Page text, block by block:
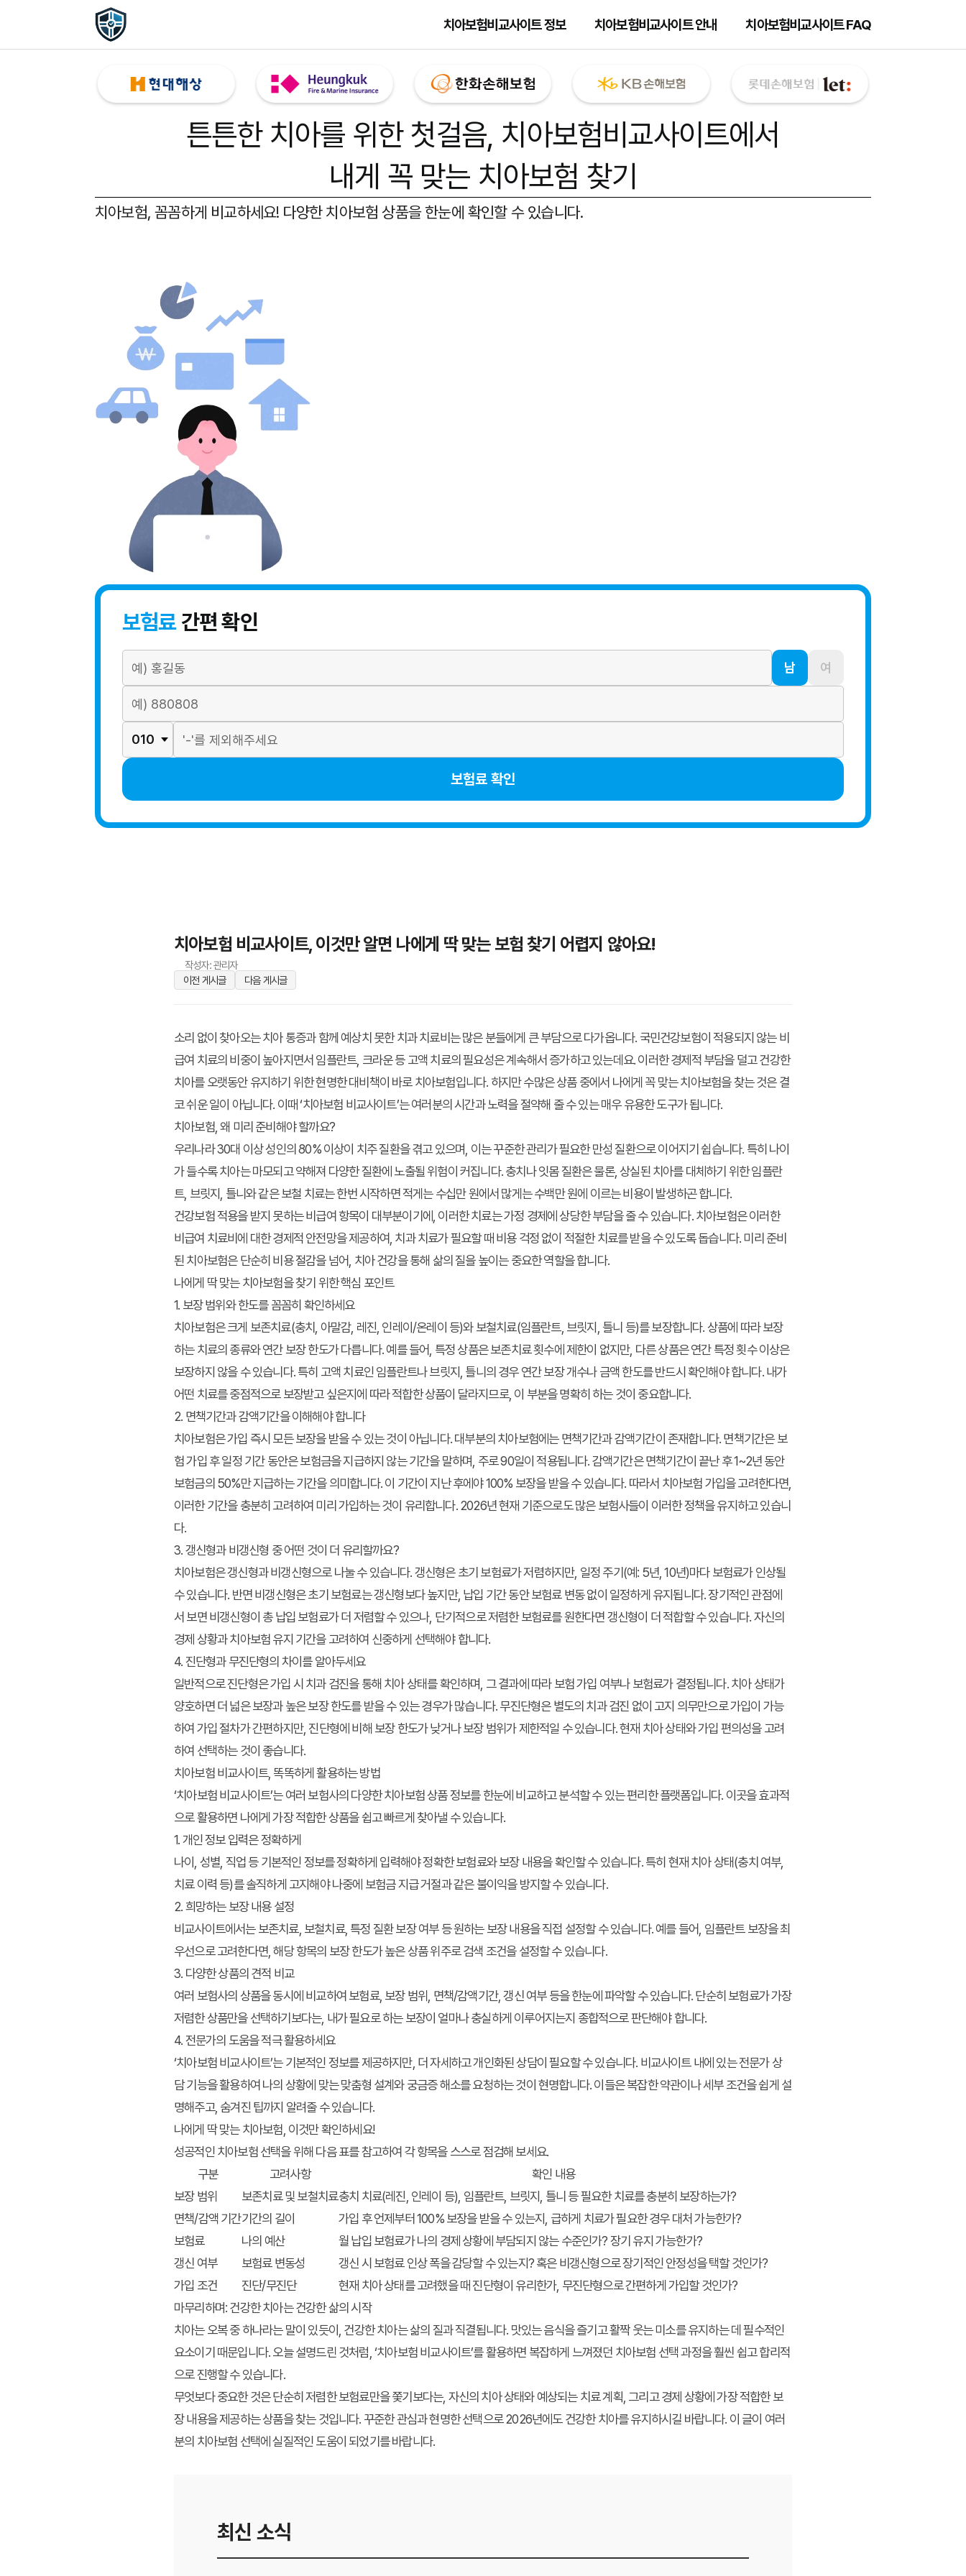
치아보험비교사이트 정보 치아보험비교사이트 안내 치아보험비교사이트 FAQ
튼튼한 치아를 위한 첫걸음, 치아보험비교사이트에서
내게 꼭 맞는 치아보험 찾기
치아보험, 꼼꼼하게 비교하세요! 다양한 치아보험 상품을 한눈에 확인할 수 있습니다.
보험료간편 확인
남 여
보험료 확인
치아보험 비교사이트, 이것만 알면 나에게 딱 맞는 보험 찾기 어렵지 않아요!
작성자: 관리자
이전 게시글
다음 게시글
소리 없이 찾아오는 치아 통증과 함께 예상치 못한 치과 치료비는 많은 분들에게 큰 부담으로 다가옵니다. 국민건강보험이 적용되지 않는 비
급여 치료의 비중이 높아지면서 임플란트, 크라운 등 고액 치료의 필요성은 계속해서 증가하고 있는데요. 이러한 경제적 부담을 덜고 건강한
치아를 오랫동안 유지하기 위한 현명한 대비책이 바로 치아보험입니다. 하지만 수많은 상품 중에서 나에게 꼭 맞는 치아보험을 찾는 것은 결
코 쉬운 일이 아닙니다. 이때 ‘치아보험 비교사이트’는 여러분의 시간과 노력을 절약해 줄 수 있는 매우 유용한 도구가 됩니다.
치아보험, 왜 미리 준비해야 할까요?
우리나라 30대 이상 성인의 80% 이상이 치주 질환을 겪고 있으며, 이는 꾸준한 관리가 필요한 만성 질환으로 이어지기 쉽습니다. 특히 나이
가 들수록 치아는 마모되고 약해져 다양한 질환에 노출될 위험이 커집니다. 충치나 잇몸 질환은 물론, 상실된 치아를 대체하기 위한 임플란
트, 브릿지, 틀니와 같은 보철 치료는 한번 시작하면 적게는 수십만 원에서 많게는 수백만 원에 이르는 비용이 발생하곤 합니다.
건강보험 적용을 받지 못하는 비급여 항목이 대부분이기에, 이러한 치료는 가정 경제에 상당한 부담을 줄 수 있습니다. 치아보험은 이러한
비급여 치료비에 대한 경제적 안전망을 제공하여, 치과 치료가 필요할 때 비용 걱정 없이 적절한 치료를 받을 수 있도록 돕습니다. 미리 준비
된 치아보험은 단순히 비용 절감을 넘어, 치아 건강을 통해 삶의 질을 높이는 중요한 역할을 합니다.
나에게 딱 맞는 치아보험을 찾기 위한 핵심 포인트
1. 보장 범위와 한도를 꼼꼼히 확인하세요
치아보험은 크게 보존치료(충치, 아말감, 레진, 인레이/온레이 등)와 보철치료(임플란트, 브릿지, 틀니 등)를 보장합니다. 상품에 따라 보장
하는 치료의 종류와 연간 보장 한도가 다릅니다. 예를 들어, 특정 상품은 보존치료 횟수에 제한이 없지만, 다른 상품은 연간 특정 횟수 이상은
보장하지 않을 수 있습니다. 특히 고액 치료인 임플란트나 브릿지, 틀니의 경우 연간 보장 개수나 금액 한도를 반드시 확인해야 합니다. 내가
어떤 치료를 중점적으로 보장받고 싶은지에 따라 적합한 상품이 달라지므로, 이 부분을 명확히 하는 것이 중요합니다.
2. 면책기간과 감액기간을 이해해야 합니다
치아보험은 가입 즉시 모든 보장을 받을 수 있는 것이 아닙니다. 대부분의 치아보험에는 면책기간과 감액기간이 존재합니다. 면책기간은 보
험 가입 후 일정 기간 동안은 보험금을 지급하지 않는 기간을 말하며, 주로 90일이 적용됩니다. 감액기간은 면책기간이 끝난 후 1~2년 동안
보험금의 50%만 지급하는 기간을 의미합니다. 이 기간이 지난 후에야 100% 보장을 받을 수 있습니다. 따라서 치아보험 가입을 고려한다면,
이러한 기간을 충분히 고려하여 미리 가입하는 것이 유리합니다. 2026년 현재 기준으로도 많은 보험사들이 이러한 정책을 유지하고 있습니
다.
3. 갱신형과 비갱신형 중 어떤 것이 더 유리할까요?
치아보험은 갱신형과 비갱신형으로 나눌 수 있습니다. 갱신형은 초기 보험료가 저렴하지만, 일정 주기(예: 5년, 10년)마다 보험료가 인상될
수 있습니다. 반면 비갱신형은 초기 보험료는 갱신형보다 높지만, 납입 기간 동안 보험료 변동 없이 일정하게 유지됩니다. 장기적인 관점에
서 보면 비갱신형이 총 납입 보험료가 더 저렴할 수 있으나, 단기적으로 저렴한 보험료를 원한다면 갱신형이 더 적합할 수 있습니다. 자신의
경제 상황과 치아보험 유지 기간을 고려하여 신중하게 선택해야 합니다.
4. 진단형과 무진단형의 차이를 알아두세요
일반적으로 진단형은 가입 시 치과 검진을 통해 치아 상태를 확인하며, 그 결과에 따라 보험 가입 여부나 보험료가 결정됩니다. 치아 상태가
양호하면 더 넓은 보장과 높은 보장 한도를 받을 수 있는 경우가 많습니다. 무진단형은 별도의 치과 검진 없이 고지 의무만으로 가입이 가능
하여 가입 절차가 간편하지만, 진단형에 비해 보장 한도가 낮거나 보장 범위가 제한적일 수 있습니다. 현재 치아 상태와 가입 편의성을 고려
하여 선택하는 것이 좋습니다.
치아보험 비교사이트, 똑똑하게 활용하는 방법
‘치아보험 비교사이트’는 여러 보험사의 다양한 치아보험 상품 정보를 한눈에 비교하고 분석할 수 있는 편리한 플랫폼입니다. 이곳을 효과적
으로 활용하면 나에게 가장 적합한 상품을 쉽고 빠르게 찾아낼 수 있습니다.
1. 개인 정보 입력은 정확하게
나이, 성별, 직업 등 기본적인 정보를 정확하게 입력해야 정확한 보험료와 보장 내용을 확인할 수 있습니다. 특히 현재 치아 상태(충치 여부,
치료 이력 등)를 솔직하게 고지해야 나중에 보험금 지급 거절과 같은 불이익을 방지할 수 있습니다.
2. 희망하는 보장 내용 설정
비교사이트에서는 보존치료, 보철치료, 특정 질환 보장 여부 등 원하는 보장 내용을 직접 설정할 수 있습니다. 예를 들어, 임플란트 보장을 최
우선으로 고려한다면, 해당 항목의 보장 한도가 높은 상품 위주로 검색 조건을 설정할 수 있습니다.
3. 다양한 상품의 견적 비교
여러 보험사의 상품을 동시에 비교하여 보험료, 보장 범위, 면책/감액기간, 갱신 여부 등을 한눈에 파악할 수 있습니다. 단순히 보험료가 가장
저렴한 상품만을 선택하기보다는, 내가 필요로 하는 보장이 얼마나 충실하게 이루어지는지 종합적으로 판단해야 합니다.
4. 전문가의 도움을 적극 활용하세요
‘치아보험 비교사이트’는 기본적인 정보를 제공하지만, 더 자세하고 개인화된 상담이 필요할 수 있습니다. 비교사이트 내에 있는 전문가 상
담 기능을 활용하여 나의 상황에 맞는 맞춤형 설계와 궁금증 해소를 요청하는 것이 현명합니다. 이들은 복잡한 약관이나 세부 조건을 쉽게 설
명해주고, 숨겨진 팁까지 알려줄 수 있습니다.
나에게 딱 맞는 치아보험, 이것만 확인하세요!
성공적인 치아보험 선택을 위해 다음 표를 참고하여 각 항목을 스스로 점검해 보세요.
구분
고려사항
확인 내용
보장 범위
보존치료 및 보철치료충치 치료(레진, 인레이 등), 임플란트, 브릿지, 틀니 등 필요한 치료를 충분히 보장하는가?
면책/감액 기간기간의 길이
가입 후 언제부터 100% 보장을 받을 수 있는지, 급하게 치료가 필요한 경우 대처 가능한가?
보험료
나의 예산
월 납입 보험료가 나의 경제 상황에 부담되지 않는 수준인가? 장기 유지 가능한가?
갱신 여부
보험료 변동성
갱신 시 보험료 인상 폭을 감당할 수 있는지? 혹은 비갱신형으로 장기적인 안정성을 택할 것인가?
가입 조건
진단/무진단
현재 치아 상태를 고려했을 때 진단형이 유리한가, 무진단형으로 간편하게 가입할 것인가?
마무리하며: 건강한 치아는 건강한 삶의 시작
치아는 오복 중 하나라는 말이 있듯이, 건강한 치아는 삶의 질과 직결됩니다. 맛있는 음식을 즐기고 활짝 웃는 미소를 유지하는 데 필수적인
요소이기 때문입니다. 오늘 설명드린 것처럼, ‘치아보험 비교사이트’를 활용하면 복잡하게 느껴졌던 치아보험 선택 과정을 훨씬 쉽고 합리적
으로 진행할 수 있습니다.
무엇보다 중요한 것은 단순히 저렴한 보험료만을 쫓기보다는, 자신의 치아 상태와 예상되는 치료 계획, 그리고 경제 상황에 가장 적합한 보
장 내용을 제공하는 상품을 찾는 것입니다. 꾸준한 관심과 현명한 선택으로 2026년에도 건강한 치아를 유지하시길 바랍니다. 이 글이 여러
분의 치아보험 선택에 실질적인 도움이 되었기를 바랍니다.
최신 소식